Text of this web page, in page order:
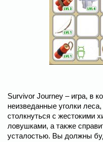
Survivor Journey – игра, в
неизведанные уголки
столкнуться с жестокими
ловушками, а также
усталостью. Вы должны